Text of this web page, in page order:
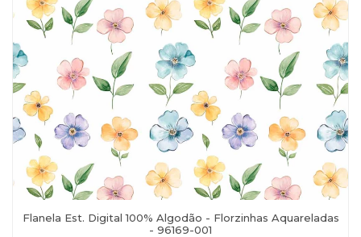
Flanela Est. Digital 100% Algodão - Florzinhas Aquareladas
- 96169-001